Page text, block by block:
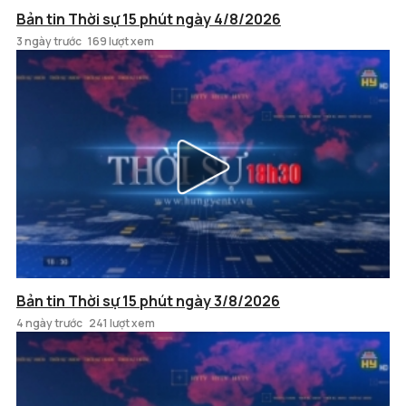
Bản tin Thời sự 15 phút ngày 4/8/2026
3 ngày trước 169 lượt xem
Bản tin Thời sự 15 phút ngày 3/8/2026
4 ngày trước 241 lượt xem